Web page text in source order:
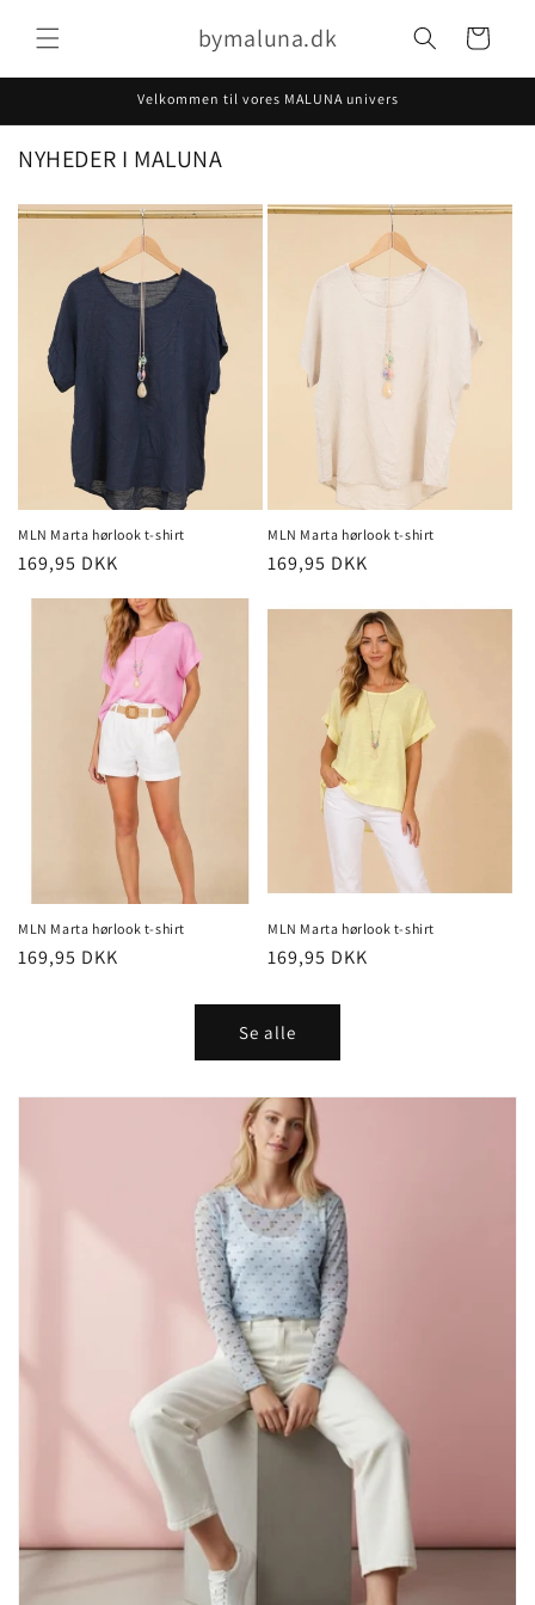
indhold
bymaluna.dk Indkøbskurv
Velkommen til vores MALUNA univers
NYHEDER I MALUNA
MLN Marta hørlook t-shirt
Normalpris
169,95 DKK
MLN Marta hørlook t-shirt
Normalpris
169,95 DKK
MLN Marta hørlook t-shirt
Normalpris
169,95 DKK
MLN Marta hørlook t-shirt
Normalpris
169,95 DKK
Se alle